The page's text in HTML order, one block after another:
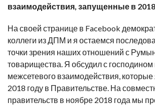
взаимодействия, запущенные в
На своей странице в Facebook
коллеги из ДПМ и я остаемся
точки зрения наших отношений с
товарищества. Я обсудил с
межсетевого взаимодействия, которые
2018 году в Правительстве. На
правительств в ноябре 2018 года мы